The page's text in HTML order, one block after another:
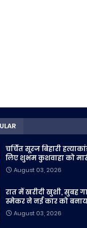
चर्चित सूरज बिहारी
लिए शुभम कुशवाहा को
August 03, 2026
रात में खरीदी खुशी, सुबह
स्मेकर ने नई कार को
August 03, 2026